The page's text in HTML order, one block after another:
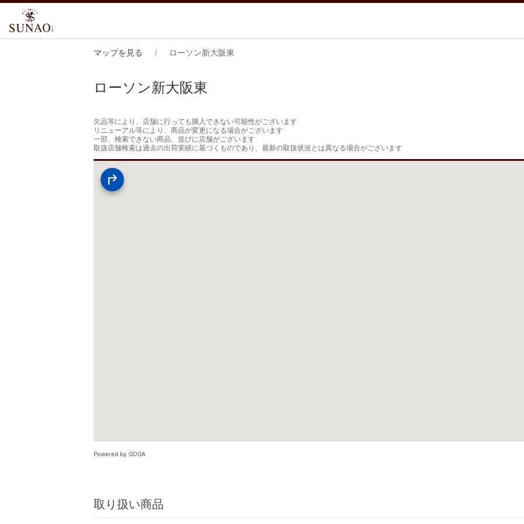
マップを見る ローソン新大阪東
ローソン新大阪東
欠品等により、店舗に行っても購入できない可能性がございます
リニューアル等により、商品が変更になる場合がございます
一部、検索できない商品、並びに店舗がございます
取扱店舗検索は過去の出荷実績に基づくものであり、最新の取扱状況とは異なる場合がございます
Powered by GOGA
取り扱い商品